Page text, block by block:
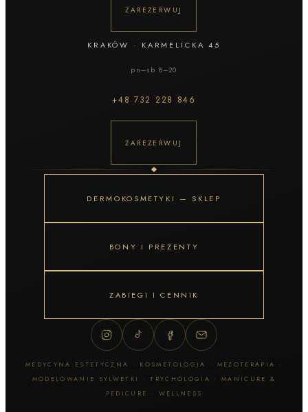
ZAREZERWUJ
KRAKÓW · KARMELICKA 45
pn–sb 8–20
+48732 228 846
ZAREZERWUJ
DERMOKOSMETYKI — SKLEP
BONY I PREZENTY
ZABIEGI I CENNIK
MEDYCYNA ESTETYCZNA · KOSMETOLOGIA · MEZOTERAPIA ·
MODELOWANIE SYLWETKI · TRYCHOLOGIA · MANICURE &
PEDICURE · WELLNESS